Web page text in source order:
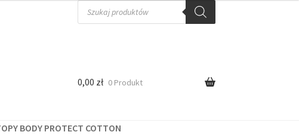
0,00 zł 0 Produkt
BODY PROTECT COTTON